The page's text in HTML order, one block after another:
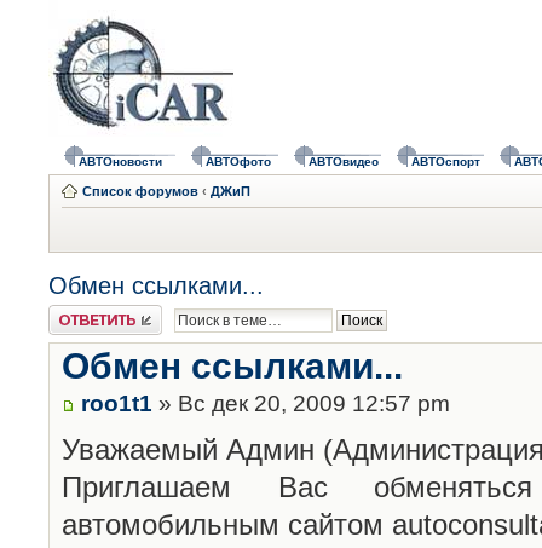
АВТОновости АВТОфото АВТОвидео АВТОспорт
Список форумов ‹ ДЖиП
Обмен ссылками...
Ответить
Обмен ссылками...
roo1t1 » Вс дек 20, 2009 12:57 pm
Уважаемый Админ
Приглашаем Вас
автомобильным сайтом